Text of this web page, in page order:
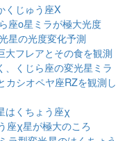
くじゅう座X
座ο星ミラが極大光度
星の光度変化予測
大フレアとその食を観測
、くじら座の変光星ミラ
カシオペヤ座RZを観測し
はくちょう座χ
座χ星が極大のころ